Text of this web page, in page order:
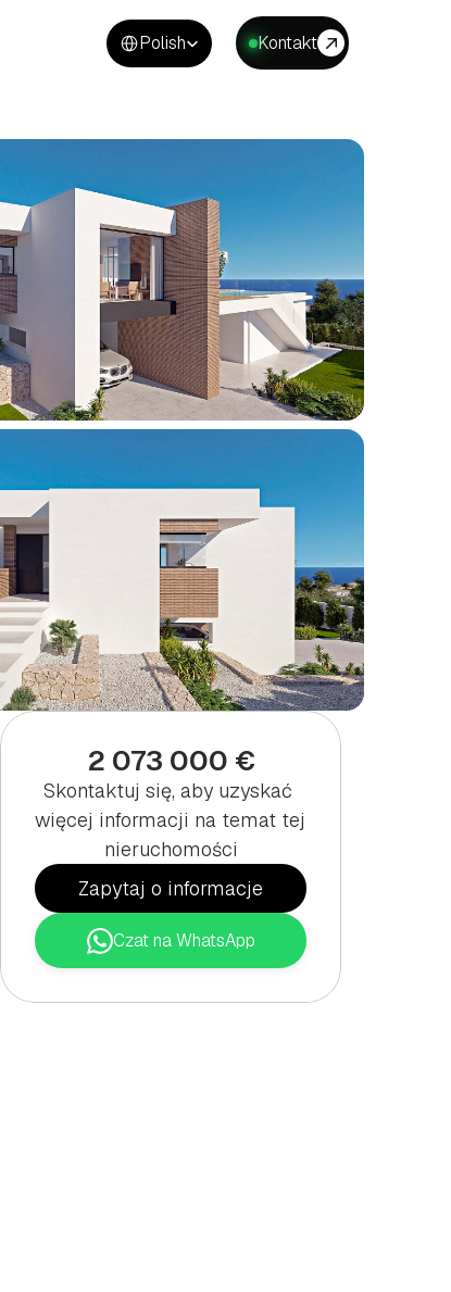
Select Language
Polish Kontakt
2 073 000 €
Skontaktuj się, aby uzyskać
więcej informacji na temat tej
nieruchomości
Zapytaj o informacje
Czat na WhatsApp